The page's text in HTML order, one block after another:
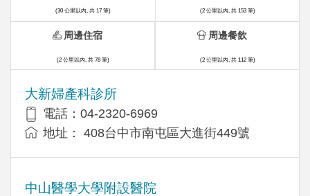
(30 公里以內, 共 17 筆)
大新婦產科診所
電話：04-2320-6969
地址： 408台中市南屯區大進街449號
中山醫學大學附設醫院
(2 公里以內, 共 153 筆)
周邊住宿
(2 公里以內, 共 78 筆)
周邊餐飲
(2 公里以內, 共 112 筆)